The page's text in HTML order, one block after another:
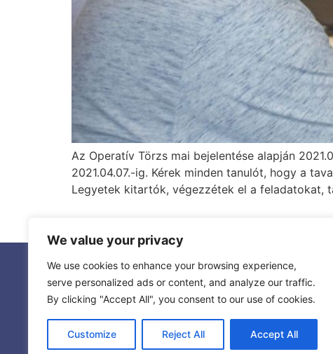
We value your privacy
We use cookies to enhance your browsing experience,
serve personalized ads or content, and analyze our traffic.
By clicking "Accept All", you consent to our use of cookies.
Customize Reject All Accept All
Az Operatív Törzs mai bejelentése alapján
2021.04.07.-ig. Kérek minden tanulót, hogy a
Legyetek kitartók, végezzétek el a feladatokat,
info@tiszataviami.hu